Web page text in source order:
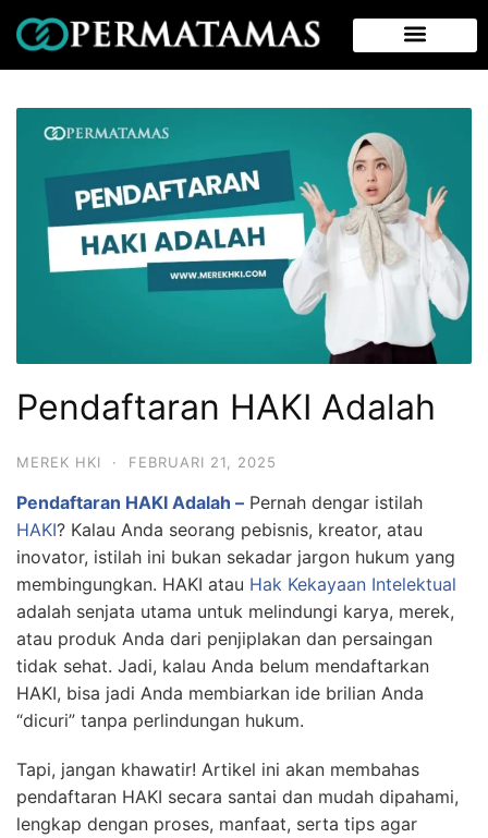
Pendaftaran HAKI Adalah
MEREK HKI · FEBRUARI 21, 2025
Pendaftaran HAKI Adalah – Pernah dengar istilah
HAKI? Kalau Anda seorang pebisnis, kreator, atau
inovator, istilah ini bukan sekadar jargon hukum yang
membingungkan. HAKI atau Hak Kekayaan Intelektual
adalah senjata utama untuk melindungi karya, merek,
atau produk Anda dari penjiplakan dan persaingan
tidak sehat. Jadi, kalau Anda belum mendaftarkan
HAKI, bisa jadi Anda membiarkan ide brilian Anda
“dicuri” tanpa perlindungan hukum.
Tapi, jangan khawatir! Artikel ini akan membahas
pendaftaran HAKI secara santai dan mudah dipahami,
lengkap dengan proses, manfaat, serta tips agar